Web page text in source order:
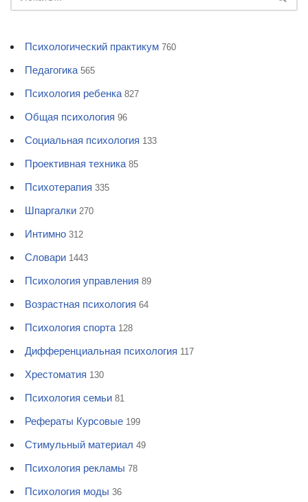
Психологический практикум 760
Педагогика 565
Психология ребенка 827
Общая психология 96
Социальная психология 133
Проективная техника 85
Психотерапия 335
Шпаргалки 270
Интимно 312
Словари 1443
Психология управления 89
Возрастная психология 64
Психология спорта 128
Дифференциальная психология 117
Хрестоматия 130
Психология семьи 81
Рефераты Курсовые 199
Стимульный материал 49
Психология рекламы 78
Психология моды 36